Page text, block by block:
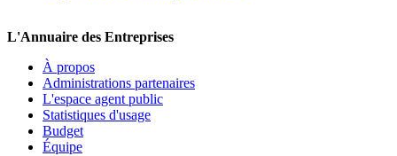
L'Annuaire des Entreprises
À propos
Administrations partenaires
L'espace agent public
Statistiques d'usage
Budget
Équipe